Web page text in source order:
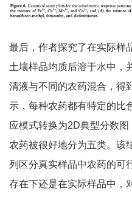
最后，作者探究了在实际样
土壤样品均质后溶于水中，
清液与不同的农药混合，得
示，每种农药都有特定的比
应模式转换为2D典型分数
农药被很好地分为五类。该
列区分真实样品中农药的可
存在下还是在实际样品中，